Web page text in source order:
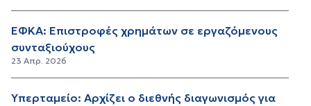
ΕΦΚΑ: Επιστροφές χρημάτων σε εργαζόμενους
συνταξιούχους
23 Απρ. 2026
Υπερταμείο: Αρχίζει ο διεθνής διαγωνισμός για